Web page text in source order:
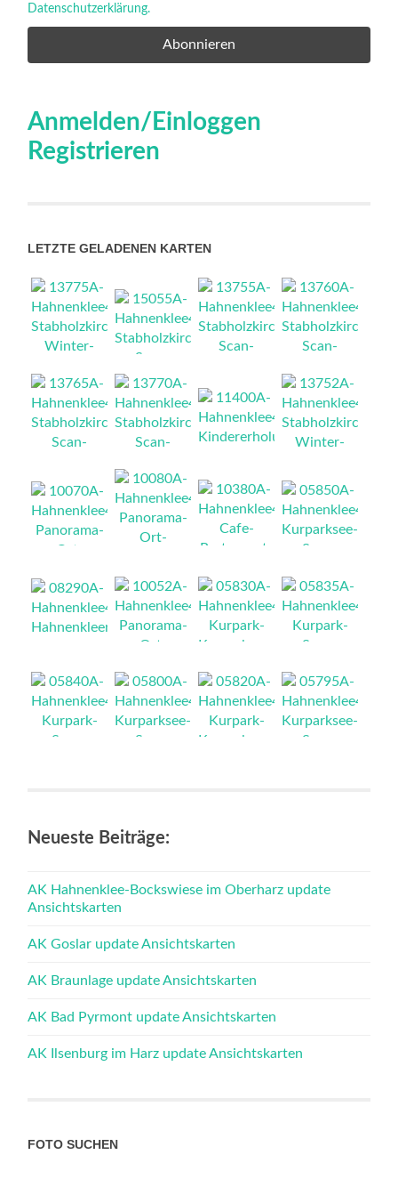
Datenschutzerklärung.
Anmelden/Einloggen
Registrieren
LETZTE GELADENEN KARTEN
NEU NEU
NEU
NEU
NEU
NEU
Neueste Beiträge:
AK Hahnenklee-Bockswiese im Oberharz update
Ansichtskarten
AK Goslar update Ansichtskarten
AK Braunlage update Ansichtskarten
AK Bad Pyrmont update Ansichtskarten
AK Ilsenburg im Harz update Ansichtskarten
FOTO SUCHEN